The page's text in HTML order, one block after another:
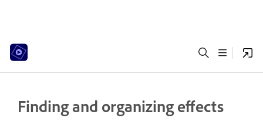
Finding and organizing effects